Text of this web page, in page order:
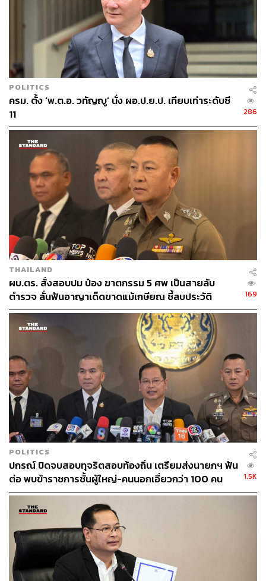
พล.ต.อ. กิตติ์รัฐ กล่าวว่า ขอความร่วมมือพี่น้องประชาชน
และนักท่องเที่ยวในการป้องกันอาชญากรรมหรืออันตรายที่
จะเกิดขึ้นในช่วงวันลอยกระทง หากต้องการความช่วยเหลือ
หรือมีเบาะแส เรื่องร้องเรียนเกี่ยวกับอาชญากรรมต่างๆ
สามารถแจ้งได้ที่สายด่วน 191 หรือสายด่วน 1599 ตลอด 24
ชั่วโมง
ในส่วนกระแสข่าวการจัดกิจกรรมฟูลมูนปาร์ตี้ที่อาจเกิดเหตุ
วุ่นวาย พล.ต.อ. กิตติ์รัฐ กล่าวว่า จากการข่าวขณะนี้ยังไม่มี
อะไรน่ากังวล มีเพียงชาวต่างประเทศทยอยเดินทางมาเที่ยว
ตนเองกำชับให้เจ้าหน้าที่ตรวจตราเชิงรุก พร้อมกำชับไปที่
กองบัญชาการตำรวจภูธรภาค 8 และกองบังคับการตำรวจ
ภูธรจังหวัดสุราษฎร์ธานี ให้ติดตามสถานการณ์อย่างใกล้ชิด
ทั้งนี้ สำนักงานตำรวจแห่งชาติขอแนะนำ ‘ตะโกน โยน ยื่น
ลาก’ 4 ขั้นตอนช่วยเหลือคนตกน้ำให้ปลอดภัยทั้งคนช่วยและ
คนถูกช่วยในวันลอยกระทง โดยมีรายละเอียดดังนี้
ตะโกน: เมื่อพบคนตกน้ำ ให้ตะโกนขอความช่วยเหลือ
ว่ามีคนตกน้ำ และบอกคนที่ตกน้ำให้ตั้งสติ
โยน: โยนวัสดุหรือสิ่งของที่ลอยน้ำได้ให้เกาะ เช่น ห่วง
ยาง เสื้อชูชีพ ถังพลาสติก
ยื่น: ยื่นสิ่งของที่มีความยาว เช่น ท่อพลาสติก เชือก กิ่ง
ไม้ ให้คนที่ตกน้ำจับ
ลาก: ลากเชือกหรือสิ่งของที่ยื่นให้ เพื่อลากคนที่ตกน้ำ
และมีข้อควรระวังสำหรับประชาชนในการให้ความช่วย
เหลือคือ
ไม่ควรกระโดดตัวเปล่าลงไปช่วย หากจำเป็นให้นำ
สิ่งของที่ลอยน้ำได้ติดตัวไปด้วย
ไม่ควรเข้าไปช่วยเหลือจากด้านหน้าของคนตกน้ำ
เพราะคนที่กำลังตกใจอาจดึงคนที่เข้าไปช่วยจมน้ำไป
ด้วย
TAGS: ความปลอดภัย
วันลอยกระทง
ผู้บัญชาการตำรวจแห่งชาติ
สำนักงานตำรวจแห่งชาติ
POLITICS
ครม. ตั้ง ‘พ.ต.อ. วทัญญู’ นั่ง ผอ.ป.ย.ป. เทียบเท่าระดับซี
11
286
THAILAND
ผบ.ตร. สั่งสอบปม ป๋อง ฆาตกรรม 5 ศพ เป็นสายลับ
ตำรวจ ลั่นฟันอาญาเด็ดขาดแม้เกษียณ ชี้ลบประวัติ
อาชญากรเองไม่ได้
169
POLITICS
ปกรณ์ ปิดจบสอบทุจริตสอบท้องถิ่น เตรียมส่งนายกฯ ฟัน
ต่อ พบข้าราชการชั้นผู้ใหญ่-คนนอกเอี่ยวกว่า 100 คน
1.5K